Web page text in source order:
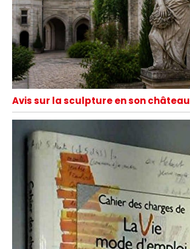
Avis sur la sculpture en son château